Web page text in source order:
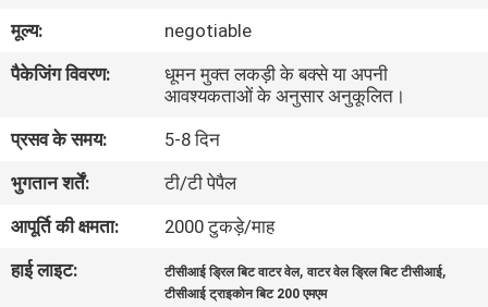
गुणवत्ता
नियंत्रण
संपर्क
करें
मूल्य:
negotiable
पैकेजिंग विवरण:
धूमन मुक्त लकड़ी के बक्से या अपनी
आवश्यकताओं के अनुसार अनुकूलित।
प्रसव के समय:
5-8 दिन
भुगतान शर्तें:
टी/टी पेपैल
आपूर्ति की क्षमता:
2000 टुकड़े/माह
हाई लाइट:
टीसीआई ड्रिल बिट वाटर वेल,वाटर वेल ड्रिल बिट टीसीआई,
टीसीआई ट्राइकोन बिट 200 एमएम